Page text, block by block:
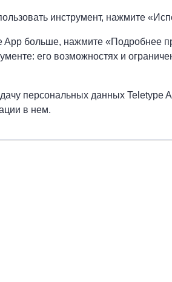
инструмент, нажмите
App больше, нажмите «Подробнее
его возможностях и
персональных данных Teletype
в нем.